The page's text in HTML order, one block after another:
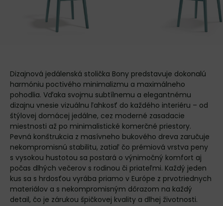
Dizajnová jedálenská stolička Bony predstavuje dokonalú
harmóniu poctivého minimalizmu a maximálneho
pohodlia. Vďaka svojmu subtílnemu a elegantnému
dizajnu vnesie vizuálnu ľahkosť do každého interiéru – od
štýlovej domácej jedálne, cez moderné zasadacie
miestnosti až po minimalistické komerčné priestory.
Pevná konštrukcia z masívneho bukového dreva zaručuje
nekompromisnú stabilitu, zatiaľ čo prémiová vrstva peny
s vysokou hustotou sa postará o výnimočný komfort aj
počas dlhých večerov s rodinou či priateľmi. Každý jeden
kus sa s hrdosťou vyrába priamo v Európe z prvotriednych
materiálov a s nekompromisným dôrazom na každý
detail, čo je zárukou špičkovej kvality a dlhej životnosti.